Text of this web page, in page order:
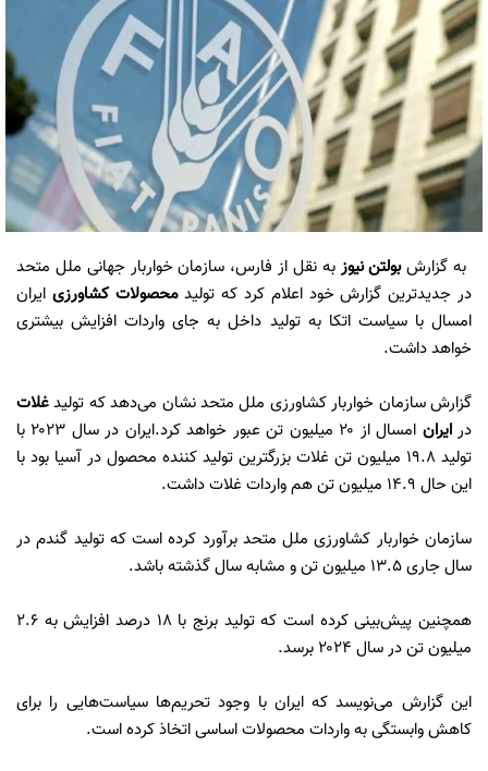
به گزارشبولتن نیوز به نقل از فارس، سازمان خواربار جهانی ملل متحد
در جدیدترین گزارش خود اعلام کرد که تولیدمحصولات کشاورزی ایران
امسال با سیاست اتکا به تولید داخل به جای واردات افزایش بیشتری
خواهد داشت.
گزارش سازمان خواربار کشاورزی ملل متحد نشان می‌دهد که تولیدغلات
درایران امسال از ۲۰ میلیون تن عبور خواهد کرد.
ایران در سال ۲۰۲۳ با
تولید ۱۹.۸ میلیون تن غلات بزرگترین تولید کننده محصول در آسیا بود با
این حال ۱۴.۹ میلیون تن هم واردات غلات داشت.
سازمان خواربار کشاورزی ملل متحد برآورد کرده است که تولید گندم در
سال جاری ۱۳.۵ میلیون تن و مشابه سال گذشته باشد.
همچنین پیش‌بینی کرده است که تولید برنج با ۱۸ درصد افزایش به ۲.۶
میلیون تن در سال ۲۰۲۴ برسد.
این گزارش می‌نویسد که ایران با وجود تحریم‌ها سیاست‌هایی را برای
کاهش وابستگی به واردات محصولات اساسی اتخاذ کرده است.